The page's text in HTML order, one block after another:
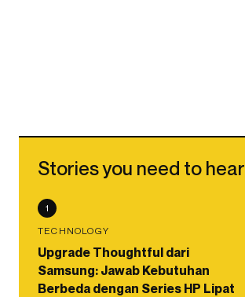
Stories you need to hear
1
TECHNOLOGY
Upgrade Thoughtful dari
Samsung: Jawab Kebutuhan
Berbeda dengan Series HP Lipat